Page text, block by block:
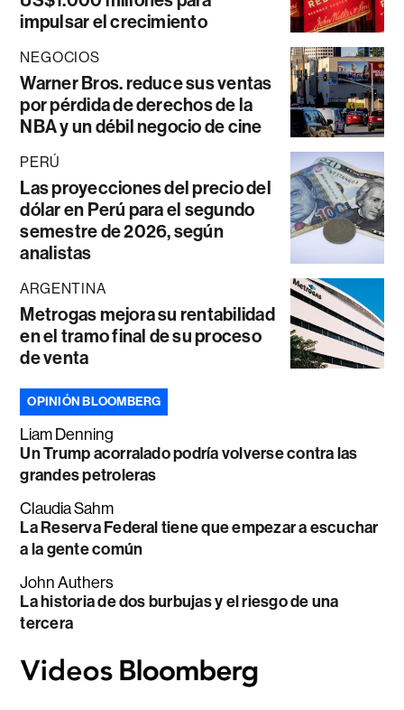
impulsar el crecimiento
NEGOCIOS
Warner Bros. reduce sus ventas
por pérdida de derechos de la
NBA y un débil negocio de cine
PERÚ
Las proyecciones del precio del
dólar en Perú para el segundo
semestre de 2026, según
analistas
ARGENTINA
Metrogas mejora su rentabilidad
en el tramo final de su proceso
de venta
OPINIÓN BLOOMBERG
Liam Denning
Un Trump acorralado podría volverse contra las
grandes petroleras
Claudia Sahm
La Reserva Federal tiene que empezar a escuchar
a la gente común
John Authers
La historia de dos burbujas y el riesgo de una
tercera